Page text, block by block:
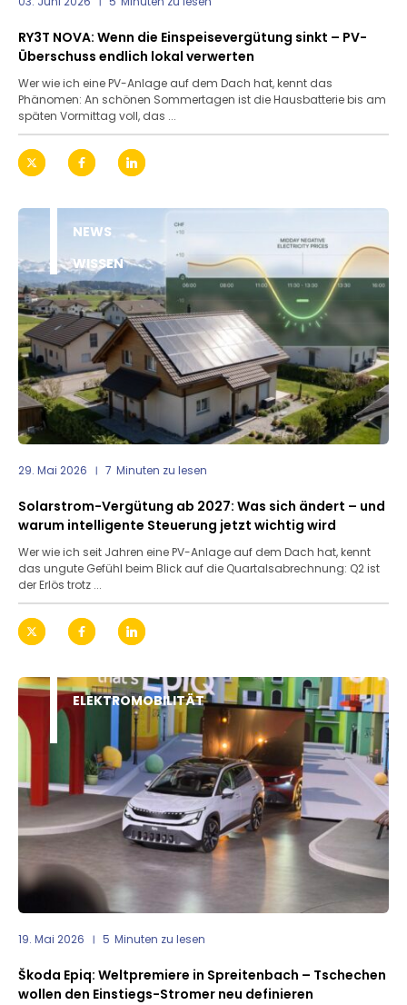
RY3T NOVA: Wenn die Einspeisevergütung sinkt – PV-
Überschuss endlich lokal verwerten
Wer wie ich eine PV-Anlage auf dem Dach hat, kennt das
Phänomen: An schönen Sommertagen ist die Hausbatterie bis am
späten Vormittag voll, das ...
NEWS
WISSEN
29. Mai 2026 7 Minuten zu lesen
Solarstrom-Vergütung ab 2027: Was sich ändert – und
warum intelligente Steuerung jetzt wichtig wird
Wer wie ich seit Jahren eine PV-Anlage auf dem Dach hat, kennt
das ungute Gefühl beim Blick auf die Quartalsabrechnung: Q2 ist
der Erlös trotz ...
ELEKTROMOBILITÄT
19. Mai 2026 5 Minuten zu lesen
Škoda Epiq: Weltpremiere in Spreitenbach – Tschechen
wollen den Einstiegs-Stromer neu definieren